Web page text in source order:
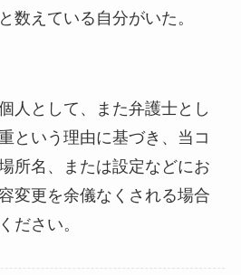
数えている自分がいた。
人として、また弁護士とし
という理由に基づき、当コ
所名、または設定などにお
変更を余儀なくされる場合
ださい。